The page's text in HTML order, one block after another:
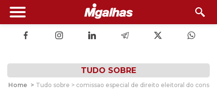
TUDO SOBRE
Home > Tudo sobre > comissao especial de direito eleitoral do